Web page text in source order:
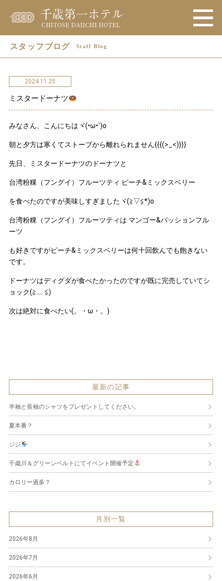
スタッフブログ Staff Blog
2024.11.25
ミスタードーナツ
みなさん、こんにちはヾ(•ω•`)o
朝と夕方は寒くてストーブから離れられません{{{(>_<)}}}
先日、ミスタードーナツのドーナツと
台湾粉粿（フングイ）フルーツティ ピーチ&ミックスベリー
を食べたのですが美味しすぎましたヾ(≧▽≦*)o
台湾粉粿（フングイ）フルーツティは マンゴー&パッションフル
ーツ
も好きですがピーチ&ミックスベリーは何十回飲んでも飽きない
です。
ドーナツはディグダが食べたかったのですが既に完売していてシ
ョック(≧﹏ ≦)
次は絶対に食べたい(。・ω・。)
最新の記事
半袖と長袖のシャツをプレゼントしてください。
夏本番？
ジジ
千歳川＆グリーンベルトにてイベント開催予定
カロリー過多？
月別一覧
2026年8月
2026年7月
2026年6月